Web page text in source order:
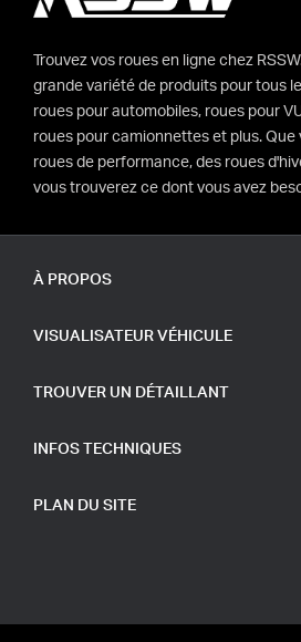
À PROPOS
VISUALISATEUR VÉHICULE
TROUVER UN DÉTAILLANT
INFOS TECHNIQUES
PLAN DU SITE
Trouvez vos roues en ligne chez
grande variété de produits pour tous
roues pour automobiles, roues pour
roues pour camionnettes et plus. Que
roues de performance, des roues
vous trouverez ce dont vous avez